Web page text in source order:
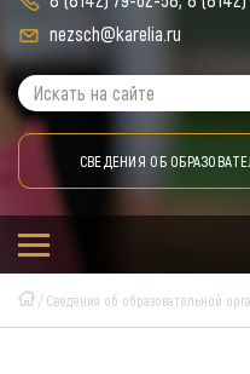
nezsch@karelia.ru
СВЕДЕНИЯ ОБ
Сведения об образовательной